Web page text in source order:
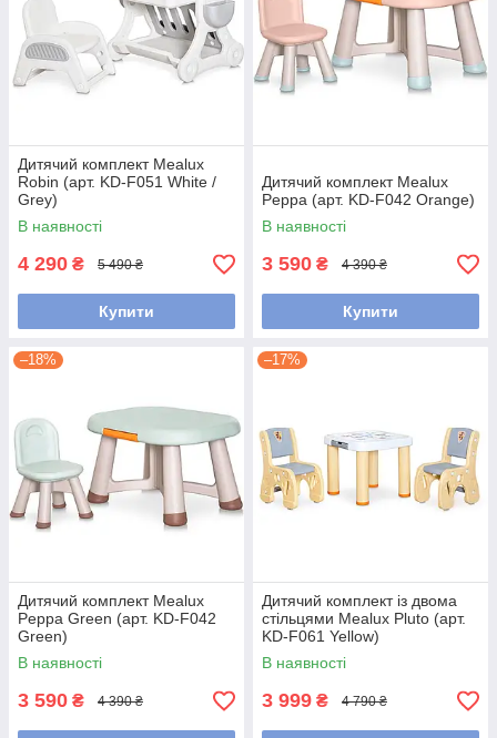
Дитячий комплект Mealux
Robin (арт. KD-F051 White /
Grey)
В наявності
4 290 ₴ 5 490 ₴
Купити
Дитячий комплект Mealux
Peppa (арт. KD-F042 Orange)
В наявності
3 590 ₴ 4 390 ₴
Купити
–18%
Дитячий комплект Mealux
Peppa Green (арт. KD-F042
Green)
В наявності
3 590 ₴ 4 390 ₴
–17%
Дитячий комплект із двома
стільцями Mealux Pluto (арт.
KD-F061 Yellow)
В наявності
3 999 ₴ 4 790 ₴